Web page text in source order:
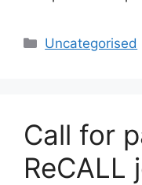
Categories
Uncategorised
Call for
ReCALL